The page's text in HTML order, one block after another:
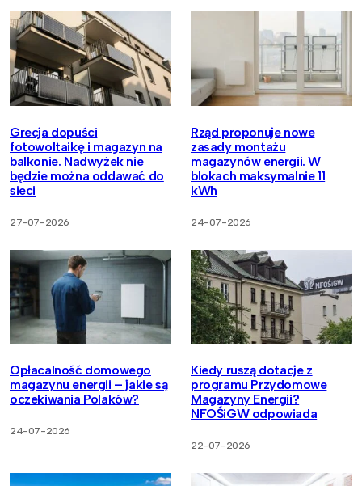
Grecja dopuści
fotowoltaikę i magazyn na
balkonie. Nadwyżek nie
będzie można oddawać do
sieci
27-07-2026
Rząd proponuje nowe
zasady montażu
magazynów energii. W
blokach maksymalnie 11
kWh
24-07-2026
Opłacalność domowego
magazynu energii – jakie są
oczekiwania Polaków?
24-07-2026
Kiedy ruszą dotacje z
programu Przydomowe
Magazyny Energii?
NFOŚiGW odpowiada
22-07-2026